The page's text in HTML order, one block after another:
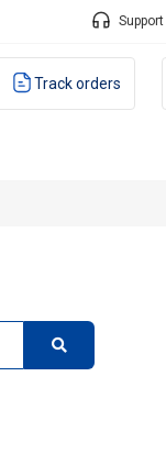
Support
Track orders